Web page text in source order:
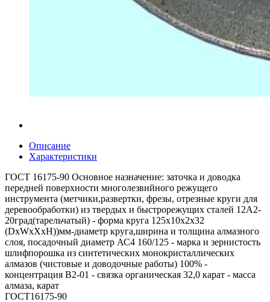
Описание
Характеристики
ГОСТ 16175-90 Основное назначение: заточка и доводка
передней поверхности многолезвийного режущего
инструмента (метчики,развертки, фрезы, отрезные круги для
деревообработки) из твердых и быстрорежущих сталей 12А2-
20град(тарельчатый) - форма круга 125x10x2x32
(DxWxXxH))мм-диаметр круга,ширина и толщина алмазного
слоя, посадочный диаметр АС4 160/125 - марка и зернистость
шлифпорошка из синтетических монокристаллических
алмазов (чистовые и доводочные работы) 100% -
концентрация В2-01 - связка органическая 32,0 карат - масса
алмаза, карат
ГОСТ16175-90